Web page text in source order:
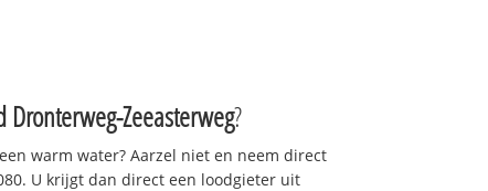
Dronterweg-Zeeasterweg?
warm water? Aarzel niet en neem direct
U krijgt dan direct een loodgieter uit